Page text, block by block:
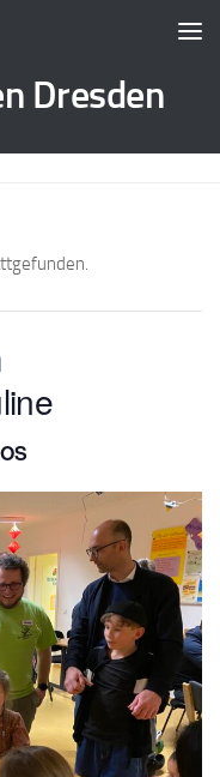
Dresden